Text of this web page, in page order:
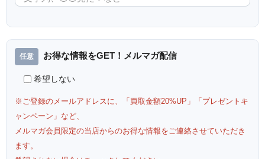
お得な情報をGET！メルマガ配信
希望しない
※ご登録のメールアドレスに、「買取金額20%UP」「プレゼントキ
ャンペーン」など、
メルマガ会員限定の当店からのお得な情報をご連絡させていただき
ます。